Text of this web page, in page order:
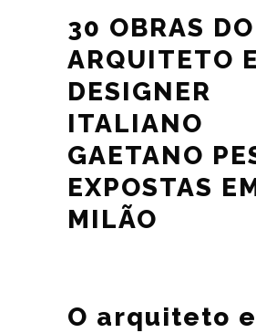
30 OBRAS DO
ARQUITETO E
DESIGNER
ITALIANO
GAETANO
EXPOSTAS
MILÃO
O arquiteto e